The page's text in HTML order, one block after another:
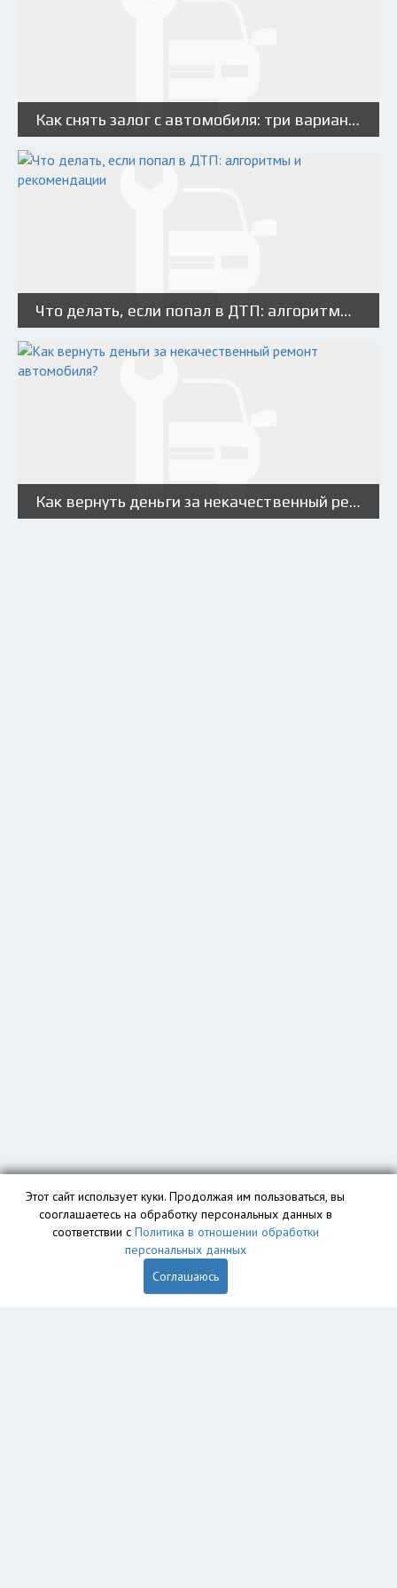
Как снять залог с автомобиля: три варианта
Что делать, если попал в ДТП: алгоритмы и рекомендации
Как вернуть деньги за некачественный ремонт автомобиля?
Этот сайт использует куки. Продолжая им пользоваться, вы
сооглашаетесь на обработку персональных данных в
соответствии с Политика в отношении обработки
персональных данных
Соглашаюсь